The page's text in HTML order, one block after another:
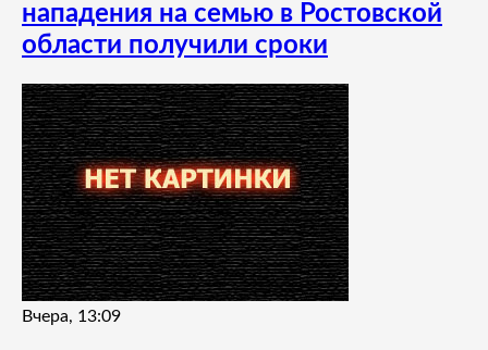
нападения на семью в Ростовской
области получили сроки
Вчера, 13:09